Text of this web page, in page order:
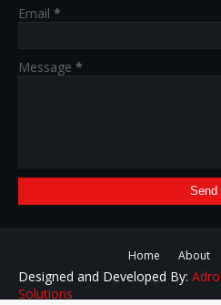
Email *
Message *
Home About
Designed and Developed By:
Solutions